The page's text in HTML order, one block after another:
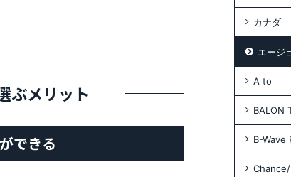
ぶメリット
できる
カナダ
エージ
A to
BALON
B-Wave